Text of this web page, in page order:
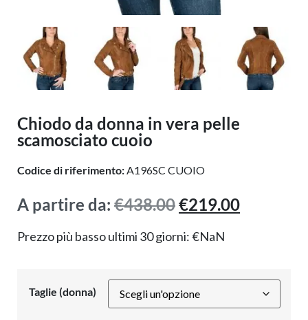
Chiodo da donna in vera pelle
scamosciato cuoio
Codice di riferimento:A196SC CUOIO
A partire da: €438.00€219.00
Prezzo più basso ultimi 30 giorni:€NaN
Taglie (donna)